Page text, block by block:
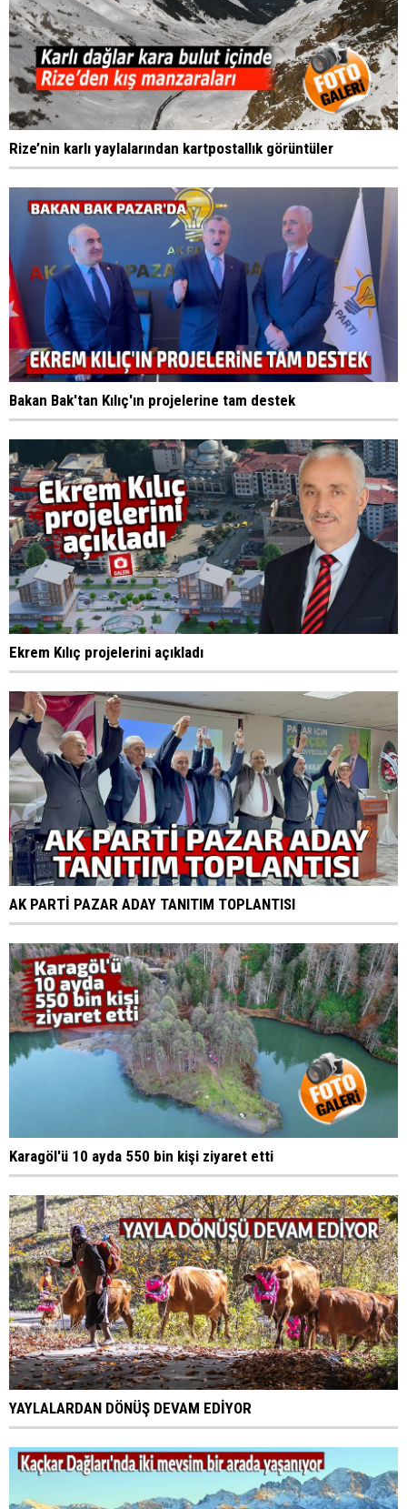
Rize’nin karlı yaylalarından kartpostallık görüntüler
Bakan Bak'tan Kılıç'ın projelerine tam destek
Ekrem Kılıç projelerini açıkladı
AK PARTİ PAZAR ADAY TANITIM TOPLANTISI
Karagöl'ü 10 ayda 550 bin kişi ziyaret etti
YAYLALARDAN DÖNÜŞ DEVAM EDİYOR